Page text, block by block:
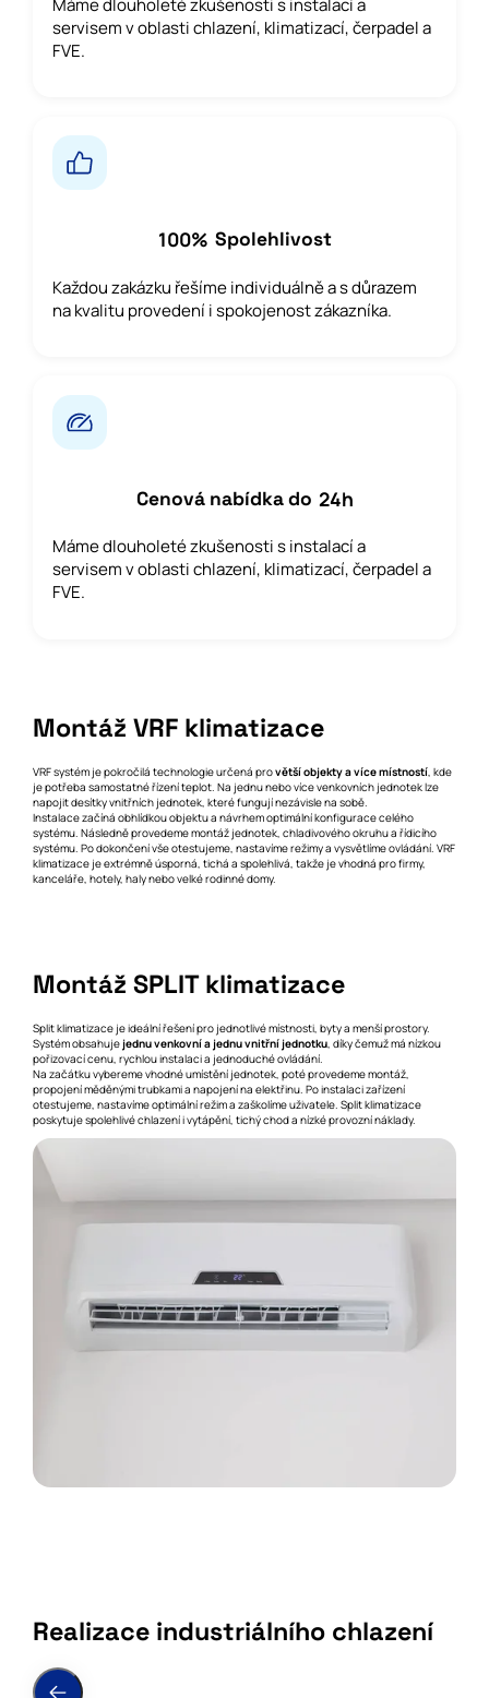
Máme dlouholeté zkušenosti s instalací a
servisem v oblasti chlazení, klimatizací, čerpadel a
FVE.
100% Spolehlivost
Každou zakázku řešíme individuálně a s důrazem
na kvalitu provedení i spokojenost zákazníka.
Cenová nabídka do 24h
Máme dlouholeté zkušenosti s instalací a
servisem v oblasti chlazení, klimatizací, čerpadel a
FVE.
Montáž VRF klimatizace
VRF systém je pokročilá technologie určená provětší objekty a více místností, kde
je potřeba samostatné řízení teplot. Na jednu nebo více venkovních jednotek lze
napojit desítky vnitřních jednotek, které fungují nezávisle na sobě.
Instalace začíná obhlídkou objektu a návrhem optimální konfigurace celého
systému. Následně provedeme montáž jednotek, chladivového okruhu a řídicího
systému. Po dokončení vše otestujeme, nastavíme režimy a vysvětlíme ovládání. VRF
klimatizace je extrémně úsporná, tichá a spolehlivá, takže je vhodná pro firmy,
kanceláře, hotely, haly nebo velké rodinné domy.
Montáž SPLIT klimatizace
Split klimatizace je ideální řešení pro jednotlivé místnosti, byty a menší prostory.
Systém obsahuje jednu venkovní a jednu vnitřní jednotku, díky čemuž má nízkou
pořizovací cenu, rychlou instalaci a jednoduché ovládání.
Na začátku vybereme vhodné umístění jednotek, poté provedeme montáž,
propojení měděnými trubkami a napojení na elektřinu. Po instalaci zařízení
otestujeme, nastavíme optimální režim a zaškolíme uživatele. Split klimatizace
poskytuje spolehlivé chlazení i vytápění, tichý chod a nízké provozní náklady.
Realizace industriálního chlazení